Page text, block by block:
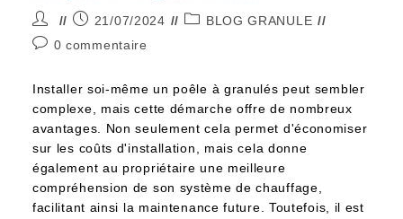
21/07/2024
BLOG GRANULE
0 commentaire
Installer soi-même un poêle à granulés peut sembler
complexe, mais cette démarche offre de nombreux
avantages. Non seulement cela permet d'économiser
sur les coûts d'installation, mais cela donne
également au propriétaire une meilleure
compréhension de son système de chauffage,
facilitant ainsi la maintenance future. Toutefois, il est